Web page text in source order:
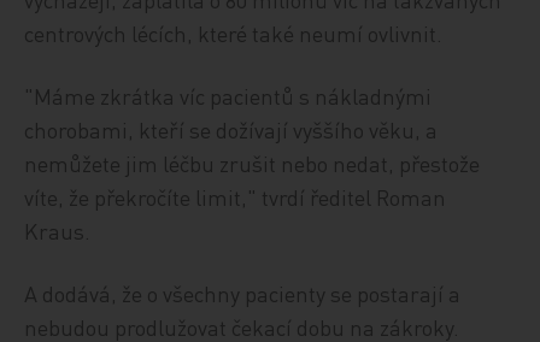
centrových lécích, které také neumí ovlivnit.
"Máme zkrátka víc pacientů s nákladnými
chorobami, kteří se dožívají vyššího věku, a
nemůžete jim léčbu zrušit nebo nedat, přestože
víte, že překročíte limit," tvrdí ředitel Roman
Kraus.
A dodává, že o všechny pacienty se postarají a
nebudou prodlužovat čekací dobu na zákroky.